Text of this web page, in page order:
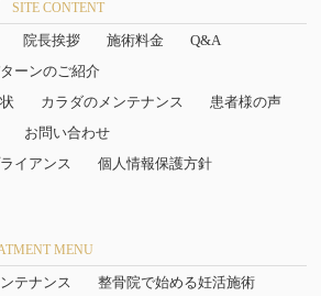
SITE CONTENT
院長挨拶 施術料金
Q&A
ーンのご紹介
カラダのメンテナンス
患者様の声
お問い合わせ
イアンス
個人情報保護方針
MENU
テナンス
整骨院で始める妊活施術